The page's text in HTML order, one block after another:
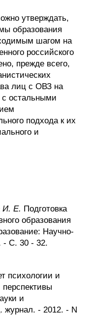
утверждать,
образования
шагом на
российского
прежде всего,
лиц с ОВЗ на
с остальными
подхода к их
и
И. Е. Подготовка
образования
Научно-
- С. 30 - 32.
психологии и
и
журнал. - 2012. - N